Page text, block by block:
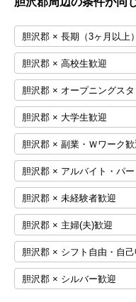
胆沢郡 × 長期（3ヶ月以上）
胆沢郡 × 高校生歓迎
胆沢郡 × オープニングスタ
胆沢郡 × 大学生歓迎
胆沢郡 × 副業・Ｗワーク歓
胆沢郡 × アルバイト・パー
胆沢郡 × 未経験者歓迎
胆沢郡 × 主婦(夫)歓迎
胆沢郡 × シフト自由・自
胆沢郡 × シルバー歓迎